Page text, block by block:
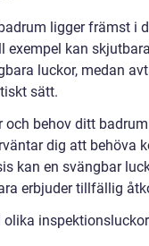
ligger främst i
exempel kan
luckor, medan
sätt.
behov ditt
dig att behöva
kan en svängbar
erbjuder tillfällig
olika inspektionsluckor